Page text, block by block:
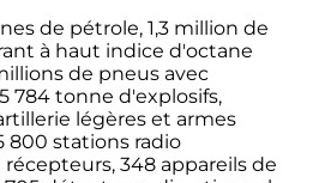
de pétrole, 1,3 million de
à haut indice d'octane
de pneus avec
784 tonne d'explosifs,
légères et armes
800 stationsradio
récepteurs, 348 appareils de